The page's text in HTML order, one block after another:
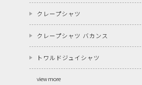
クレープシャツ
クレープシャツ バカンス
トワルドジュイシャツ
view more